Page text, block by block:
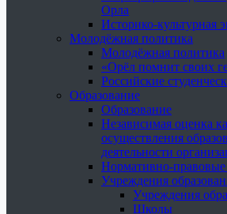
Орла
Историко-культурная
Молодёжная политика
Молодёжная политика
«Орёл помнит своих
Российские
Образование
Образование
Независимая оценка
осуществления
деятельности
Нормативно-
Учреждения
Учреждения
Школы